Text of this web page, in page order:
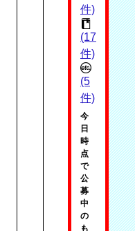
件)
(17
件)
(5
件)
今
日
時
点
で
公
募
中
の
も